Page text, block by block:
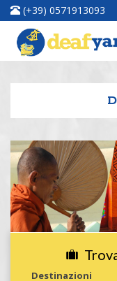
(+39) 0571913093
Destinazioni